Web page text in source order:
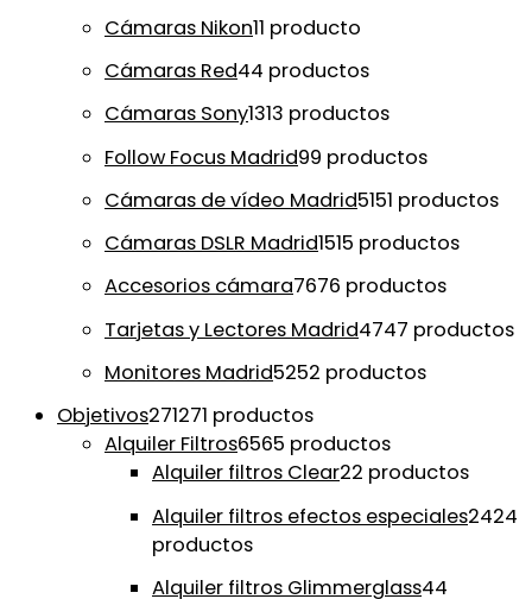
Cámaras Nikon11 producto
Cámaras Red44 productos
Cámaras Sony1313 productos
Follow Focus Madrid99 productos
Cámaras de vídeo Madrid5151 productos
Cámaras DSLR Madrid1515 productos
Accesorios cámara7676 productos
Tarjetas y Lectores Madrid4747 productos
Monitores Madrid5252 productos
Objetivos271271 productos
Alquiler Filtros6565 productos
Alquiler filtros Clear22 productos
Alquiler filtros efectos especiales2424
productos
Alquiler filtros Glimmerglass44